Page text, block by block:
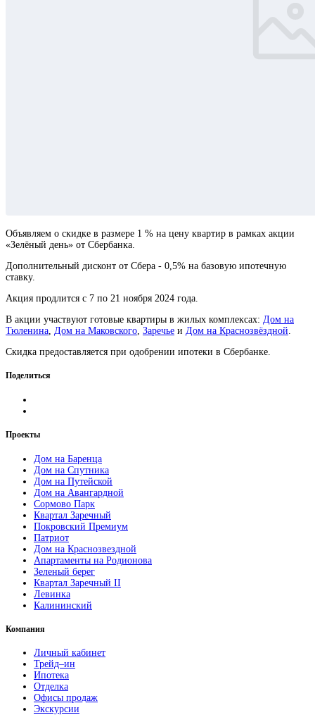
Объявляем о скидке в размере 1 % на цену квартир в рамках акции
«Зелёный день» от Сбербанка.
Дополнительный дисконт от Сбера - 0,5% на базовую ипотечную
ставку.
Акция продлится с 7 по 21 ноября 2024 года.
В акции участвуют готовые квартиры в жилых комплексах: Дом на
Тюленина, Дом на Маковского, Заречье и Дом на Краснозвёздной.
Скидка предоставляется при одобрении ипотеки в Сбербанке.
Поделиться
Проекты
Дом на Баренца
Дом на Спутника
Дом на Путейской
Дом на Авангардной
Сормово Парк
Квартал Заречный
Покровский Премиум
Патриот
Дом на Краснозвездной
Апартаменты на Родионова
Зеленый берег
Квартал Заречный II
Левинка
Калининский
Компания
Личный кабинет
Трейд–ин
Ипотека
Отделка
Офисы продаж
Экскурсии